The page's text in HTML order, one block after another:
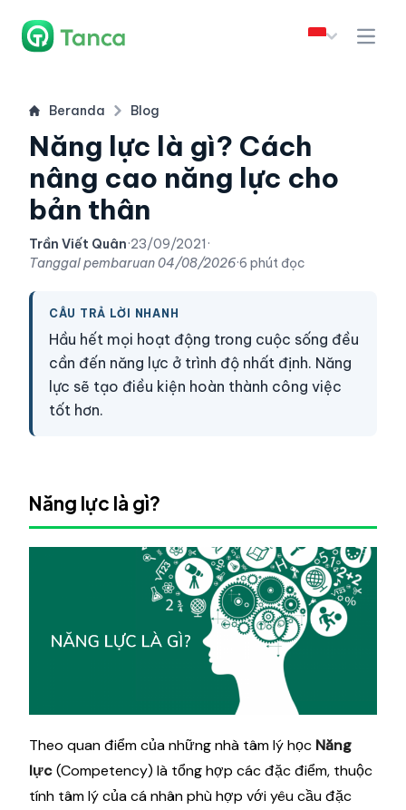
Beranda Blog
Năng lực là gì? Cách
nâng cao năng lực cho
bản thân
Trần Viết Quân·23/09/2021 ·
Tanggal pembaruan04/08/2026·6 phút đọc
CÂU TRẢ LỜI NHANH
Hầu hết mọi hoạt động trong cuộc sống đều
cần đến năng lực ở trình độ nhất định. Năng
lực sẽ tạo điều kiện hoàn thành công việc
tốt hơn.
Năng lực là gì?
Theo quan điểm của những nhà tâm lý học Năng
lực(Competency) là tổng hợp các đặc điểm, thuộc
tính tâm lý của cá nhân phù hợp với yêu cầu đặc